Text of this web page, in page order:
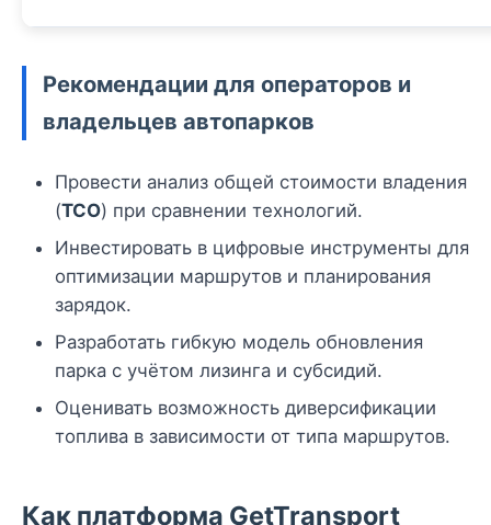
Рекомендации для операторов и
владельцев автопарков
Провести анализ общей стоимости владения
(TCO) при сравнении технологий.
Инвестировать в цифровые инструменты для
оптимизации маршрутов и планирования
зарядок.
Разработать гибкую модель обновления
парка с учётом лизинга и субсидий.
Оценивать возможность диверсификации
топлива в зависимости от типа маршрутов.
Как платформа GetTransport